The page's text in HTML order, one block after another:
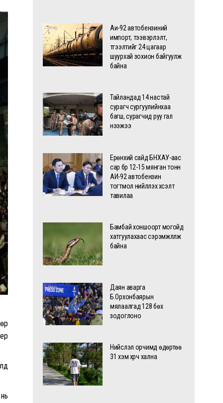
Аи-92 автобензиний
импорт, тээвэрлэлт,
түгээлтийг 24 цагаар
шуурхай зохион байгуулж
байна
Тайландад 14 настай
сурагч сургуулийнхаа
багш, сурагчид руу гал
нээжээ
Ерөнхий сайд БНХАУ-аас
сар бүр 12-15 мянган тонн
АИ-92 автобензин
тогтмол нийлүүлэх хүсэлт
тавилаа
Бамбай хоншоорт могойд
хатгуулахаас сэрэмжлүүлж
байна
Даян аварга
Б.Орхонбаярын
мялаалгад 128 бөх
зодоглоно
Нийслэл орчимд өдөртөө
31 хэм хүрч хална